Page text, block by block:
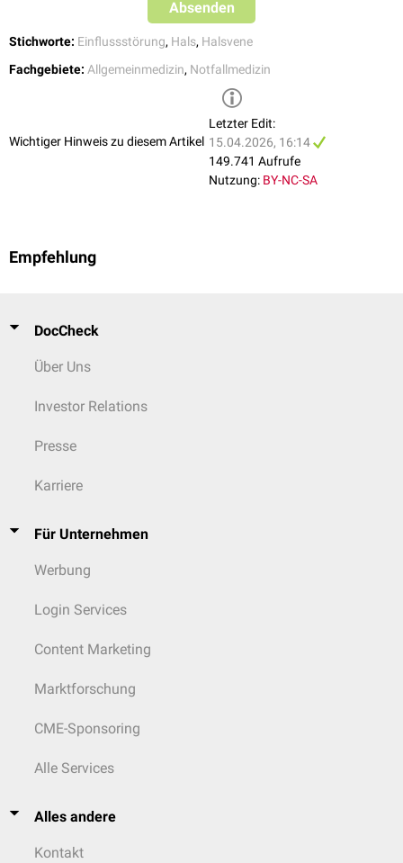
Intraorale Inspektion
Venae sublinguales) gestaut sein.
Absenden
Stichworte: Einflussstörung, Hals, Halsvene
Fachgebiete: Allgemeinmedizin, Notfallmedizin
Wichtiger Hinweis zu diesem Artikel
Letzter Edit:
15.04.2026, 16:14
149.741 Aufrufe
Nutzung: BY-NC-SA
Empfehlung
DocCheck
Über Uns
Investor Relations
Presse
Karriere
Für Unternehmen
Werbung
Login Services
Content Marketing
Marktforschung
CME-Sponsoring
Alle Services
Alles andere
Kontakt